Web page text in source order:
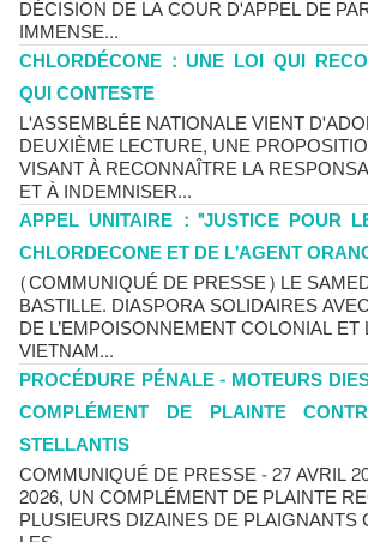
DÉCISION DE LA COUR D'APPEL DE
IMMENSE...
CHLORDÉCONE : UNE LOI QUI
QUI CONTESTE
L'ASSEMBLÉE NATIONALE VIENT
DEUXIÈME LECTURE, UNE
VISANT À RECONNAÎTRE LA
ET À INDEMNISER...
APPEL UNITAIRE : "JUSTICE POUR
CHLORDECONE ET DE L'AGENT
(COMMUNIQUÉ DE PRESSE) LE
BASTILLE. DIASPORA SOLIDAIRES
DE L’EMPOISONNEMENT COLONIAL
VIETNAM...
PROCÉDURE PÉNALE - MOTEURS
COMPLÉMENT DE PLAINTE
STELLANTIS
COMMUNIQUÉ DE PRESSE - 27 AVRIL
2026, UN COMPLÉMENT DE PLAINTE
PLUSIEURS DIZAINES DE PLAIGNANTS